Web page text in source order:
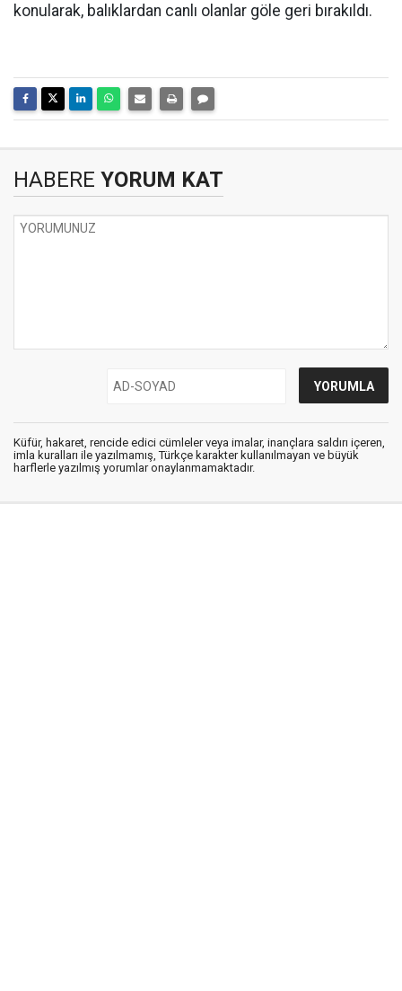
konularak, balıklardan canlı olanlar göle geri bırakıldı.
HABERE YORUM KAT
Küfür, hakaret, rencide edici cümleler veya imalar, inançlara saldırı içeren,
imla kuralları ile yazılmamış, Türkçe karakter kullanılmayan ve büyük
harflerle yazılmış yorumlar onaylanmamaktadır.